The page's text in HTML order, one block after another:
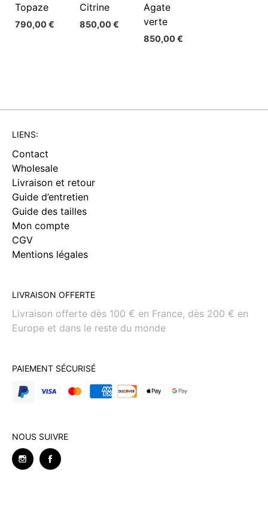
Topaze
790,00€
Citrine
850,00€
Agate
verte
850,00€
LIENS:
Contact
Wholesale
Livraison et retour
Guide d’entretien
Guide des tailles
Mon compte
CGV
Mentions légales
LIVRAISON OFFERTE
Livraison offerte dès 100 € en France, dès 200 € en
Europe et dans le reste du monde
PAIEMENT SÉCURISÉ
NOUS SUIVRE